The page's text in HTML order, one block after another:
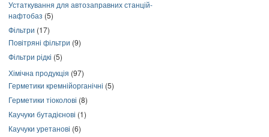
Устаткування для автозаправних станцій-
нафтобаз (5)
Фільтри (17)
Повітряні фільтри (9)
Фільтри рідкі (5)
Хімічна продукція (97)
Герметики кремнійорганічні (5)
Герметики тіоколові (8)
Каучуки бутадієнові (1)
Каучуки уретанові (6)